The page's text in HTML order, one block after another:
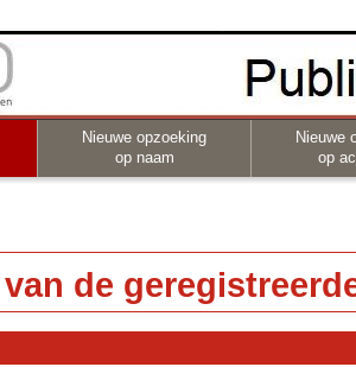
Nieuwe opzoeking
op naam
Nieuwe
op
de